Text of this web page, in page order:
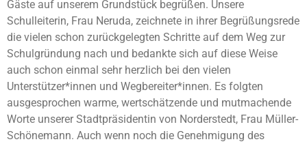
Gäste auf unserem Grundstück begrüßen. Unsere
Schulleiterin, Frau Neruda, zeichnete in ihrer Begrüßungsrede
die vielen schon zurückgelegten Schritte auf dem Weg zur
Schulgründung nach und bedankte sich auf diese Weise
auch schon einmal sehr herzlich bei den vielen
Unterstützer*innen und Wegbereiter*innen. Es folgten
ausgesprochen warme, wertschätzende und mutmachende
Worte unserer Stadtpräsidentin von Norderstedt, Frau Müller-
Schönemann. Auch wenn noch die Genehmigung des